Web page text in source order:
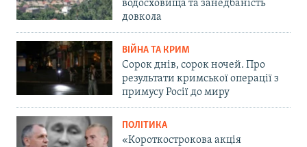
водосховища та занедбаність
довкола
ВІЙНА ТА КРИМ
Сорок днів, сорок ночей. Про
результати кримської операції з
примусу Росії до миру
ПОЛІТИКА
«Короткострокова акція